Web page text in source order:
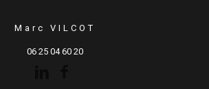
Marc VILCOT
06 25 04 60 20